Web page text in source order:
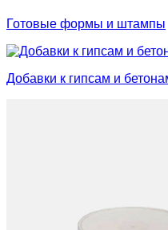
Готовые формы и штампы
Добавки к гипсам и